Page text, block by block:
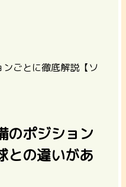
ごとに徹底解説【ソ
のポジション
との違いがあ